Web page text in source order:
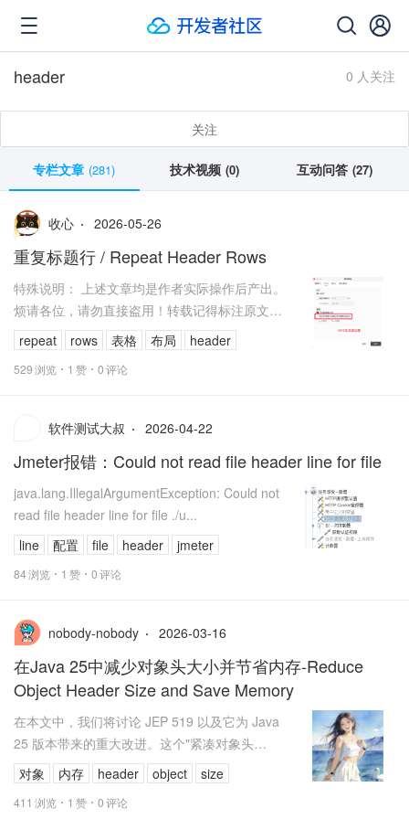
0 人关注
header
关注
专栏文章 (281) 技术视频 (0) 互动问答 (27)
收心 2026-05-26
重复标题行 / Repeat Header Rows
特殊说明： 上述文章均是作者实际操作后产出。
烦请各位，请勿直接盗用！转载记得标注原文链
接：www.zanglikun.com 第三方平台...
repeat rows 表格 布局 header
529浏览 1 赞 0评论
软件测试大叔 2026-04-22
Jmeter报错：Could not read file header line for file
java.lang.IllegalArgumentException: Could not
read file header line for file ./u...
line
配置 file header jmeter
84浏览 1 赞 0评论
nobody-nobody 2026-03-16
在Java 25中减少对象头大小并节省内存-Reduce
Object Header Size and Save Memory
在本文中，我们将讨论 JEP 519 以及它为 Java
25 版本带来的重大改进。这个"紧凑对象头
（Compact Object Headers）"JEP 旨...
对象 内存 header object size
411 浏览 1 赞 0评论